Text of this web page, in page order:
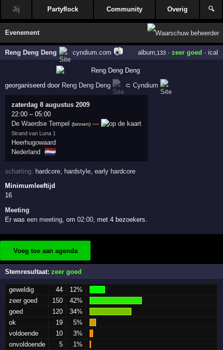
Jij Partyflock Community Overig 🔍
Evenement
Reng Deng Deng cyndium.com 📷 album ,133· zeer goed · ical
georganiseerd door Reng Deng Deng ⊂Cyndium
zaterdag 8 augustus 2009
22:00 –05:00
De Waerdse Tempel
(binnen) —
Strand van Luna 1
Heerhugowaard
Nederland
🇳🇱
schatting: hardcore, hardstyle,early hardcore
Minimumleeftijd
16
Meeting
Er waseen meeting , om02:00 , met 4 bezoekers.
Voeg toe aan agenda
Stemresultaat:zeer goed
geweldig 44
12%
zeer goed
150
42%
goed
120
34%
ok
19
5%
voldoende
10
3%
onvoldoende
5
1%